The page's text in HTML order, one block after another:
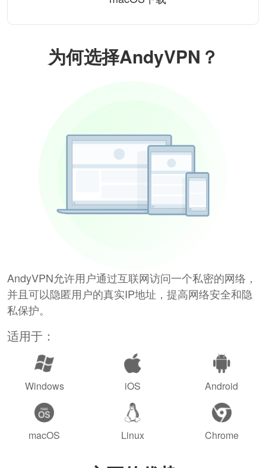
为何选择AndyVPN？
AndyVPN允许用户通过互联网访问一个私密的网络，
并且可以隐匿用户的真实IP地址，提高网络安全和隐
私保护。
适用于：
Windows iOS Android
macOS Linux Chrome